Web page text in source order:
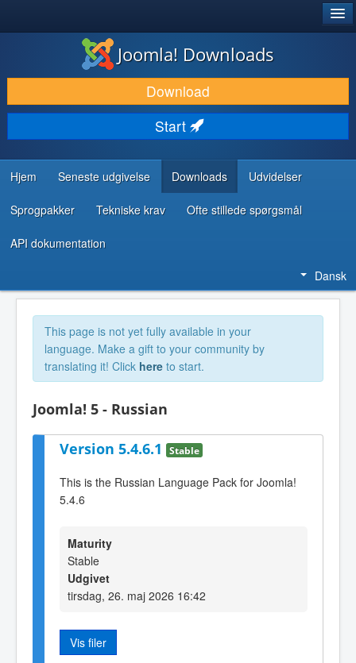
DOWNLOAD & UDVID
OPDAG & LÆR
FÆLLESSKABET & SUPPORT
UDVIKLERRESSOURCER
Joomla! Downloads
Download
Start
Hjem Seneste udgivelse Downloads Udvidelser
Sprogpakker Tekniske krav Ofte stillede spørgsmål
API dokumentation
Dansk
This page is not yet fully available in your
language. Make a gift to your community by
translating it! Click here to start.
Joomla! 5 - Russian
Version 5.4.6.1 Stable
This is the Russian Language Pack for Joomla!
5.4.6
Maturity
Stable
Udgivet
tirsdag, 26. maj 2026 16:42
Vis filer